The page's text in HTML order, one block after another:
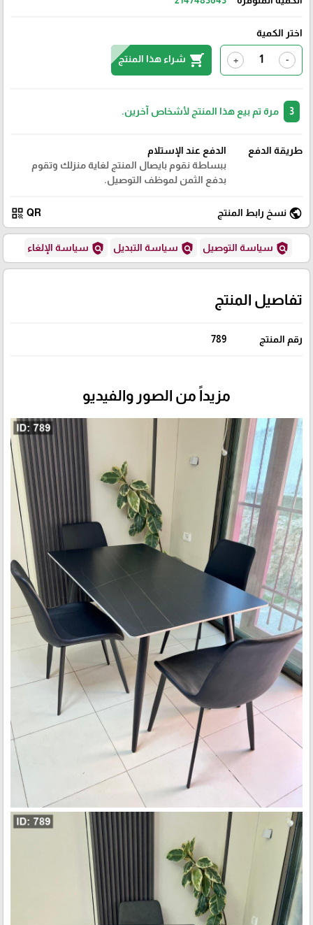
اختر الكمية
-
+
shopping_cart شراء هذا المنتج
مرة تم بيع هذا المنتج لأشخاص آخرين.
طريقة الدفع
الدفع عند الإستلام
ببساطة نقوم بايصال المنتج لغاية منزلك وتقوم
بدفع الثمن لموظف التوصيل.
public نسخ رابط المنتج QR
qr_code
policy سياسة التوصيل policy سياسة التبديل policy سياسة الإلغاء
تفاصيل المنتج
رقم المنتج 789
مزيداً من الصور والفيديو